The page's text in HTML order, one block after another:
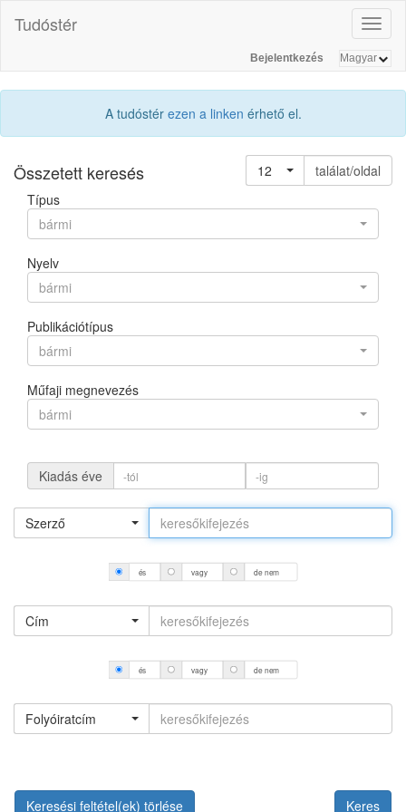
Tudóstér
Bejelentkezés
A tudóstér ezen a linken érhető el.
Összetett keresés 12
találat/oldal
Típus
bármi
Nyelv
bármi
Publikációtípus
bármi
Műfaji megnevezés
bármi
Kiadás éve
Szerző
és vagy de nem
Cím
és vagy de nem
Folyóiratcím
Keresési feltétel(ek) törlése